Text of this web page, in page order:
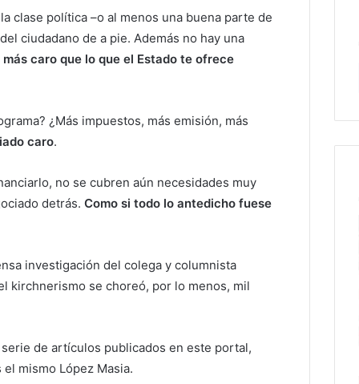
clase política –o al menos una buena parte de
ciudadano de a pie. Además no hay una
más caro que lo que el Estado te ofrece
¿Más impuestos, más emisión, más
caro.
no se cubren aún necesidades muy
detrás. Como si todo lo antedicho fuese
investigación del colega y columnista
kirchnerismo se choreó, por lo menos, mil
de artículos publicados en este portal,
el mismo López Masia.